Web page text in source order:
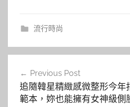
流行時尚
章
導
Previous Post
追隨韓星精緻感微整形今年
範本，妳也能擁有女神級側